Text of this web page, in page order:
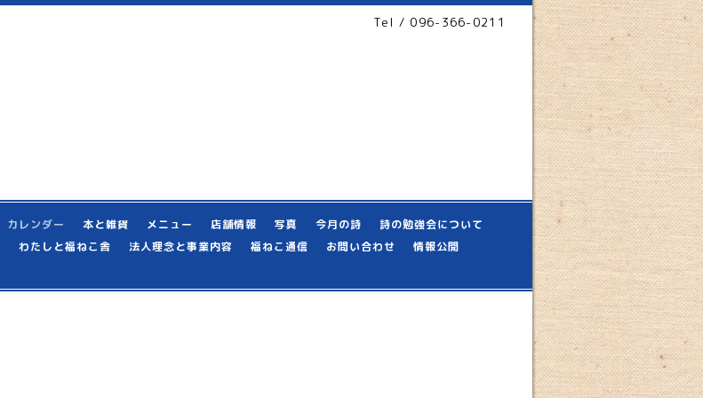
Tel / 096-366-0211
カレンダー 本と雑貨 メニュー 店舗情報 写真 今月の詩
詩の勉強会について
わたしと福ねこ舎 法人理念と事業内容 福ねこ通信 お問い合わせ
情報公開